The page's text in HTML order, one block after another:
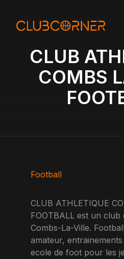
CLUB
COMBS
Football
CLUB ATHLETIQUE
FOOTBALL est un
Combs-La-Ville.
amateur,
ecole de foot pour les